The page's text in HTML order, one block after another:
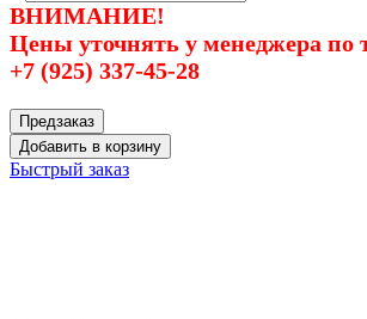
ВНИМАНИЕ!
Цены уточнять у менеджера по
+7 (925) 337-45-28
Предзаказ
Добавить в корзину
Быстрый заказ